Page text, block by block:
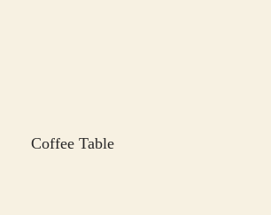
Coffee Table